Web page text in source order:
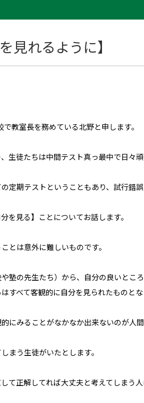
見れるように】
教室長を務めている北野と申します。
生徒たちは中間テスト真っ最中で日々頑
定期テストということもあり、試行錯
を見る】ことについてお話します。
とは意外に難しいものです。
塾の先生たち）から、自分の良いとこ
すべて客観的に自分を見られたものとな
にみることがなかなか出来ないのが人間
まう生徒がいたとします。
て正解してれば大丈夫と考えてしまう